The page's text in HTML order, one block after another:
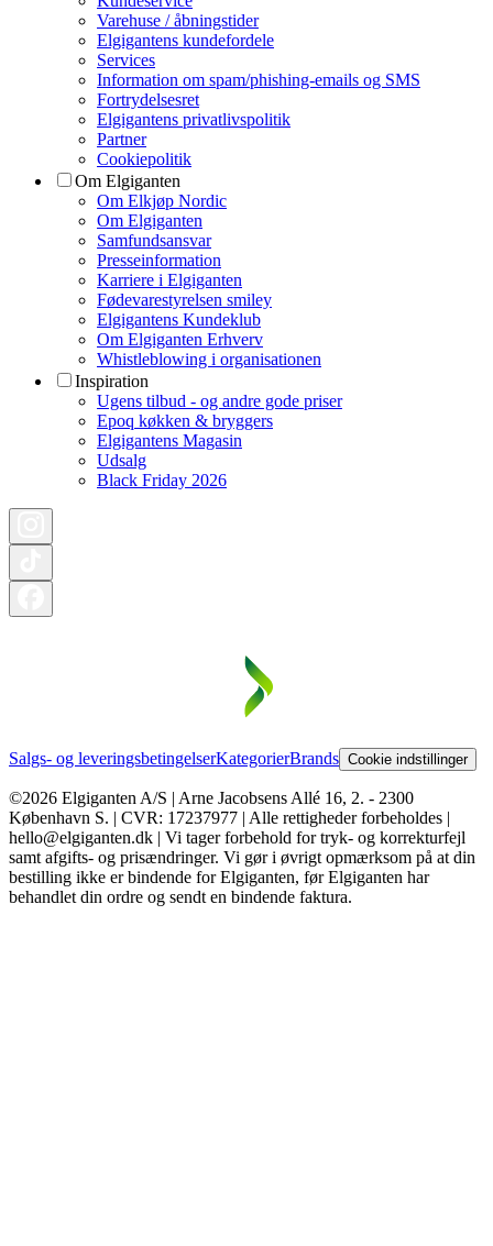
Varehuse / åbningstider
Elgigantens kundefordele
Services
Information om spam/phishing-emails og SMS
Fortrydelsesret
Elgigantens privatlivspolitik
Partner
Cookiepolitik
Om Elgiganten
Om Elkjøp Nordic
Om Elgiganten
Samfundsansvar
Presseinformation
Karriere i Elgiganten
Fødevarestyrelsen smiley
Elgigantens Kundeklub
Om Elgiganten Erhverv
Whistleblowing i organisationen
Inspiration
Ugens tilbud - og andre gode priser
Epoq køkken & bryggers
Elgigantens Magasin
Udsalg
Black Friday 2026
Salgs- og leveringsbetingelserKategorierBrands Cookie indstillinger
©2026 Elgiganten A/S | Arne Jacobsens Allé 16, 2. - 2300
København S. | CVR: 17237977 | Alle rettigheder forbeholdes |
hello@elgiganten.dk | Vi tager forbehold for tryk- og korrekturfejl
samt afgifts- og prisændringer. Vi gør i øvrigt opmærksom på at din
bestilling ikke er bindende for Elgiganten, før Elgiganten har
behandlet din ordre og sendt en bindende faktura.